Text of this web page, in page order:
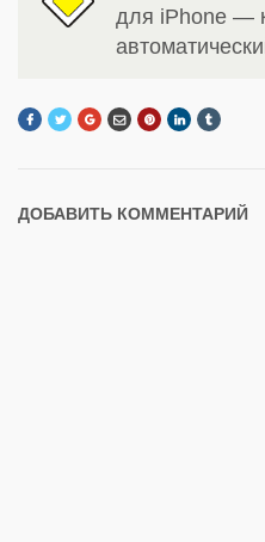
для iPhone —
ДОБАВИТЬ КОММЕНТАРИЙ